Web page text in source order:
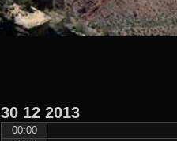
30 12 2013
00:00